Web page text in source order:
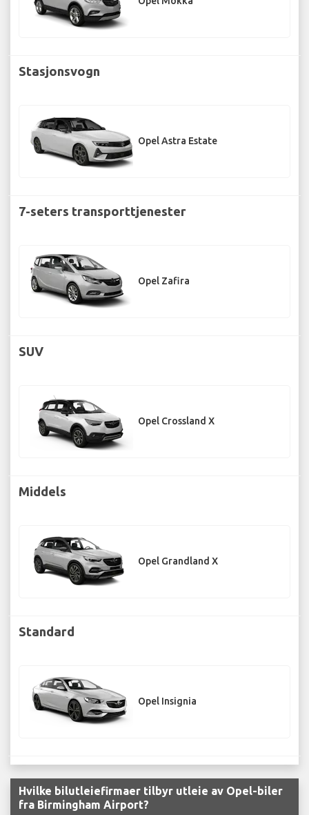
Stasjonsvogn
Opel Astra Estate
7-seters transporttjenester
Opel Zafira
SUV
Opel Crossland X
Middels
Opel Grandland X
Standard
Opel Insignia
Hvilke bilutleiefirmaer tilbyr utleie av Opel-biler
fra Birmingham Airport?